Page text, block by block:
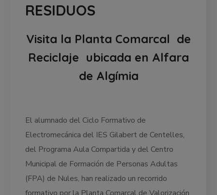
RESIDUOS
Visita la Planta Comarcal de
Reciclaje ubicada en Alfara
de Algímia
El alumnado del Ciclo Formativo de
Electromecánica del IES Gilabert de Centelles,
del Programa Aula Compartida y del Centro
Municipal de Formación de Personas Adultas
(FPA) de Nules, han realizado un recorrido